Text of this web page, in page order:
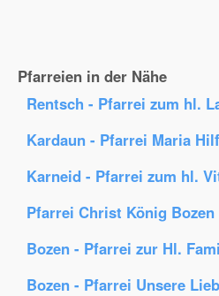
Pfarreien in der Nähe
Rentsch - Pfarrei zum hl.
Kardaun - Pfarrei Maria
Karneid - Pfarrei zum hl.
Pfarrei Christ König Bozen
Bozen - Pfarrei zur Hl.
Bozen - Pfarrei Unsere